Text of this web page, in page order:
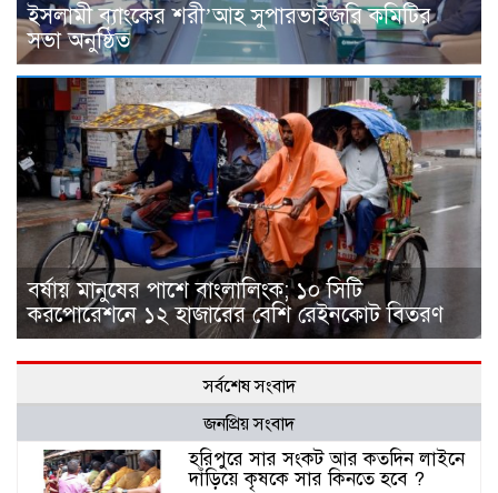
ইসলামী ব্যাংকের শরী’আহ সুপারভাইজরি কমিটির
সভা অনুষ্ঠিত
বর্ষায় মানুষের পাশে বাংলালিংক; ১০ সিটি
করপোরেশনে ১২ হাজারের বেশি রেইনকোট বিতরণ
সর্বশেষ সংবাদ
জনপ্রিয় সংবাদ
হরিপুরে সার সংকট আর কতদিন লাইনে
দাঁড়িয়ে কৃষকে সার কিনতে হবে ?